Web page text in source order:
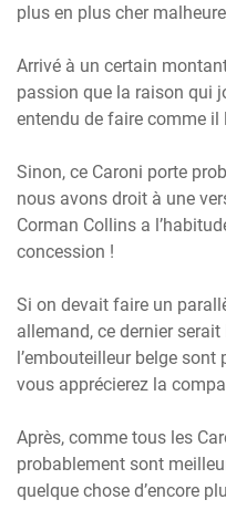
plus en plus cher
Arrivé à un certain
passion que la raison qui
entendu de faire comme il
Sinon, ce Caroni porte
nous avons droit à une
Corman Collins a
concession !
Si on devait faire un
allemand, ce dernier
l’embouteilleur belge
vous apprécierez la
Après, comme tous les
probablement sont
quelque chose d’encore